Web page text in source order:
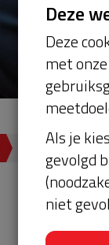
Nieuws
Deze
Deze
met
Als je
gevolgd
niet